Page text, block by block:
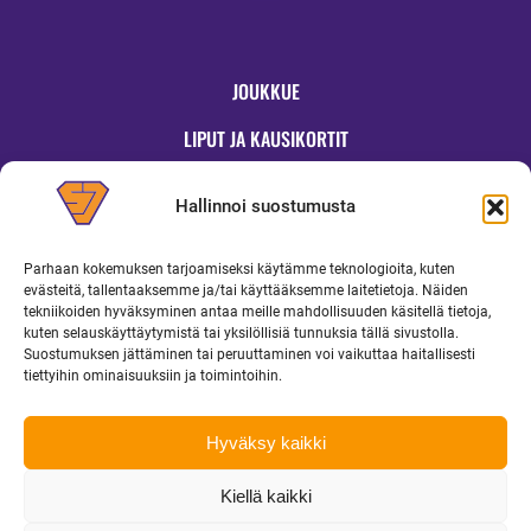
Hallinnoi suostumusta
Parhaan kokemuksen tarjoamiseksi käytämme teknologioita, kuten
evästeitä, tallentaaksemme ja/tai käyttääksemme laitetietoja. Näiden
tekniikoiden hyväksyminen antaa meille mahdollisuuden käsitellä tietoja,
kuten selauskäyttäytymistä tai yksilöllisiä tunnuksia tällä sivustolla.
Suostumuksen jättäminen tai peruuttaminen voi vaikuttaa haitallisesti
tiettyihin ominaisuuksiin ja toimintoihin.
Hyväksy kaikki
Kiellä kaikki
JOUKKUE
LIPUT JA KAUSIKORTIT
OTTELUINFO
UUTISET
YRITYKSILLE
MEDIALLE